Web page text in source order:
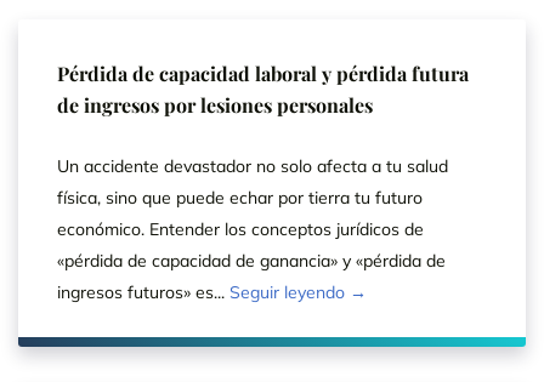
Pérdida de capacidad laboral y pérdida futura
de ingresos por lesiones personales
Un accidente devastador no solo afecta a tu salud
física, sino que puede echar por tierra tu futuro
económico. Entender los conceptos jurídicos de
«pérdida de capacidad de ganancia» y «pérdida de
ingresos futuros» es... Seguir leyendo →